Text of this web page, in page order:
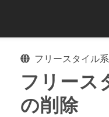
フリースタイル
フリー
の削除